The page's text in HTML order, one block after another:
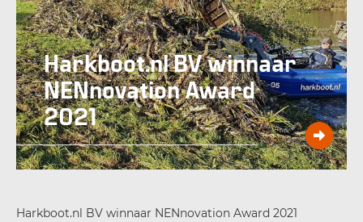
Harkboot.nl BV winnaar
NENnovation Award
2021
Harkboot.nl BV winnaar NENnovation Award 2021